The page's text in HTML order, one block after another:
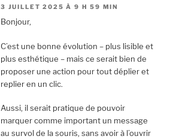
3 JUILLET 2025 À 9 H 59 MIN
Bonjour,
C’est une bonne évolution – plus lisible et
plus esthétique – mais ce serait bien de
proposer une action pour tout déplier et
replier en un clic.
Aussi, il serait pratique de pouvoir
marquer comme important un message
au survol de la souris, sans avoir à l’ouvrir